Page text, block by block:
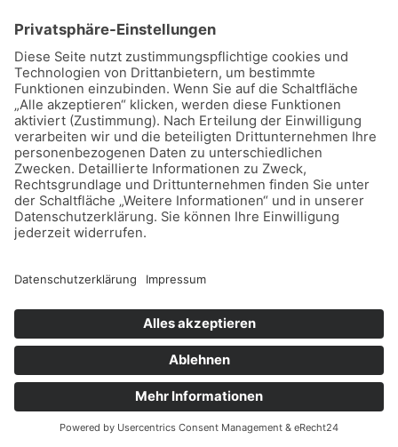
Erschöpfung und erhält die geistige Klarheit.
Die Unterstützung durch hochwertige
pflanzliche Präparate wie Tribulus Terrestris
kann hormonelle Balance fördern.
Mentale Übungen stärken die Aufmerksamkeit
und helfen, fokussiert zu bleiben.
Checkliste für nachhaltige Gesundheitsinvestitionen
✅🌿
🛌 Regelmäßig 7–
8 Stunden Schlaf
einplanen
💧 Täglich ausreichend
Wasser trinken
(mindestens 2 Liter)
🥗 Vollwertige
Mahlzeiten mit
viel Obst und
🏃 Tägliche
Bewegungseinheiten von